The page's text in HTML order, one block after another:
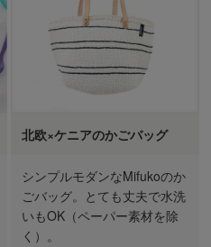
北欧×ケニアのかごバッグ
シンプルモダンなMifukoのか
ごバッグ。とても丈夫で水洗
いもOK（ペーパー素材を除
く）。